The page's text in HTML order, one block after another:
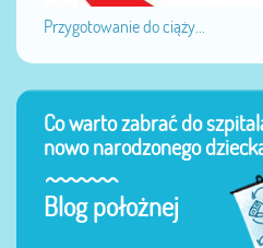
Przygotowanie do ciąży...
Co warto zabrać do
nowo narodzonego
Blog położnej